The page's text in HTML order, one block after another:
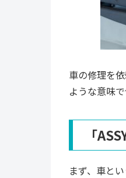
車の修理を
ような意味
「
まず、車と